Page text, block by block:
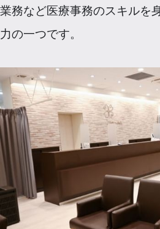
業務など医療事務のスキルを
力の一つです。